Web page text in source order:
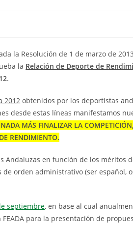
la Resolución de 1 de marzo de
la Relación de Deporte de
.
2012 obtenidos por los deportistas
desde estas líneas manifestamos
MÁS FINALIZAR LA
RENDIMIENTO.
Andaluzas en función de los méritos
orden administrativo (ser español,
septiembre, en base al cual
para la presentación de